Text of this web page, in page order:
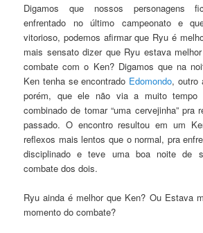
Digamos que nossos personagens
enfrentado no último campeonato e
vitorioso, podemos afirmar que Ryu é
mais sensato dizer que Ryu estava
combate com o Ken? Digamos que na
Ken tenha se encontrado Edomondo, outro
porém, que ele não via a muito tempo
combinado de tomar “uma cervejinha” pra
passado. O encontro resultou em um
reflexos mais lentos que o normal, pra
disciplinado e teve uma boa noite de
combate dos dois.
Ryu ainda é melhor que Ken? Ou Estava
momento do combate?